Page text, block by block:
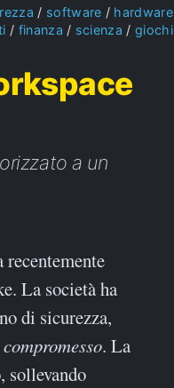
software
hardware
finanza scienza giochi
a un
recentemente
La società ha
di sicurezza,
. La
sollevando